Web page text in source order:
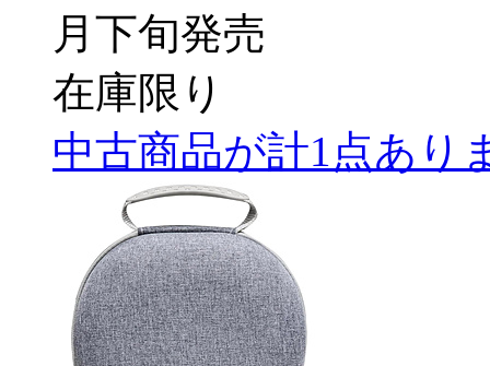
月下旬発売
在庫限り
中古商品が計1点あり